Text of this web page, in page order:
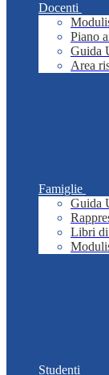
Docenti
Piano
Guida
Area
Famiglie
Guida
Libri di
Studenti